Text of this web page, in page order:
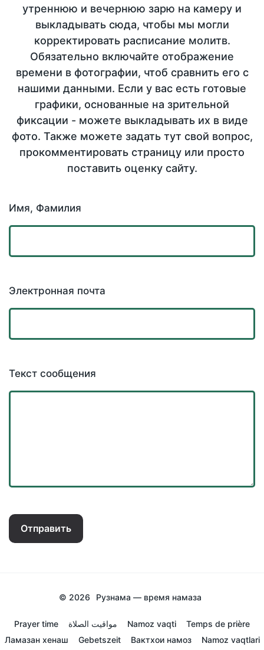
утреннюю и вечернюю зарю на камеру и
выкладывать сюда, чтобы мы могли
корректировать расписание молитв.
Обязательно включайте отображение
времени в фотографии, чтоб сравнить его с
нашими данными. Если у вас есть готовые
графики, основанные на зрительной
фиксации - можете выкладывать их в виде
фото. Также можете задать тут свой вопрос,
прокомментировать страницу или просто
поставить оценку сайту.
Имя, Фамилия
Электронная почта
Текст сообщения
Отправить
© 2026 Рузнама — время намаза
Prayer time مواقيت الصلاة Namoz vaqti
Temps de prière
Ламазан хенаш
Gebetszeit Вактхои намоз
Namoz vaqtlari